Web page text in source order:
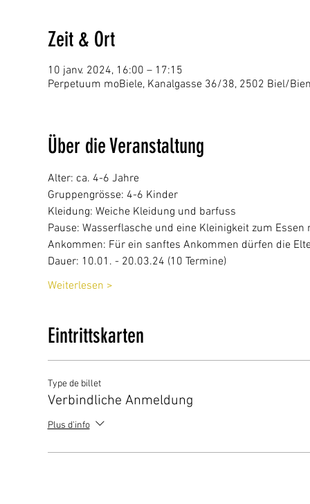
Zeit & Ort
10 janv. 2024, 16:00 – 17:15
Perpetuum moBiele, Kanalgasse 36/38, 2502 Biel/
Über die Veranstaltung
Alter: ca. 4-6 Jahre
Gruppengrösse: 4-6 Kinder
Kleidung: Weiche Kleidung und barfuss
Pause: Wasserflasche und eine Kleinigkeit zum Essen
Ankommen: Für ein sanftes Ankommen dürfen die
Dauer: 10.01. - 20.03.24 (10 Termine)
Weiterlesen >
Eintrittskarten
Type de billet
Verbindliche Anmeldung
Plus d'info